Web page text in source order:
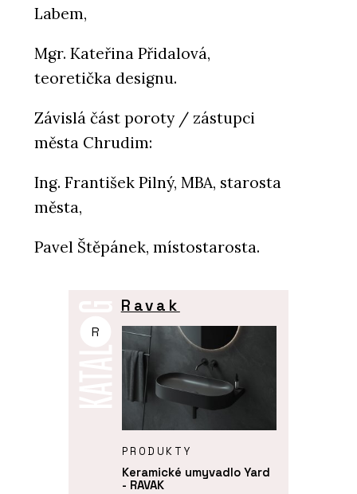
Labem,
Mgr. Kateřina Přidalová,
teoretička designu.
Závislá část poroty / zástupci
města Chrudim:
Ing. František Pilný, MBA, starosta
města,
Pavel Štěpánek, místostarosta.
R
Ravak
PRODUKTY
Keramické umyvadlo Yard
- RAVAK